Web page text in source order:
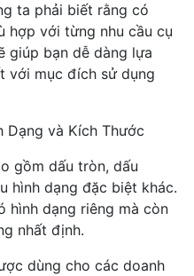
ta phải biết rằng có
hợp với từng nhu cầu cụ
giúp bạn dễ dàng lựa
với mục đích sử dụng
Dạng và Kích Thước
gồm dấu tròn, dấu
hình dạng đặc biệt khác.
hình dạng riêng mà còn
nhất định.
dùng cho các doanh